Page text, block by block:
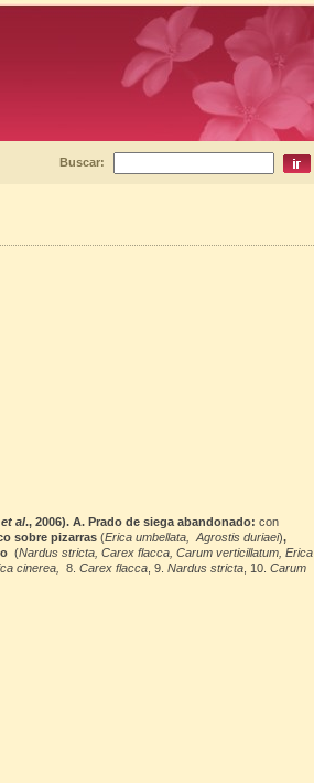
Buscar:
et al., 2006). A. Prado de siega abandonado: con
sobre pizarras (Erica umbellata, Agrostis duriaei),
(Nardus stricta, Carex flacca, Carum verticillatum, Erica
cinerea, 8. Carex flacca , 9. Nardus stricta , 10. Carum